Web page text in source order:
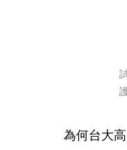
為何台大